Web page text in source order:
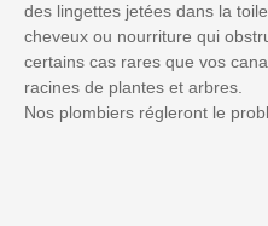
des lingettes jetées dans la
cheveux ou nourriture qui
certains cas rares que vos
racines de plantes et arbres.
Nos plombiers régleront le